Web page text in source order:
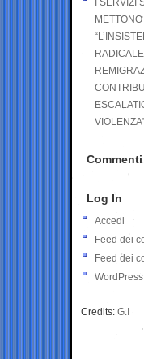
I SERVIZI
Log In
Accedi
Feed dei
Feed dei
Credits: G.I